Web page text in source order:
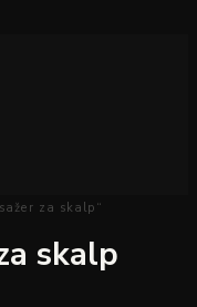
za skalp“
skalp